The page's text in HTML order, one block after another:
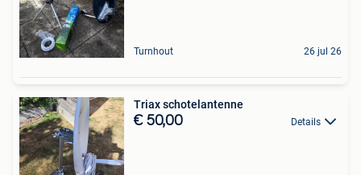
Turnhout 26 jul 26
Triax schotelantenne
€ 50,00 Details